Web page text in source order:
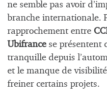
ne semble pas avoir
branche internationale.
rapprochement entre
Ubifrancese présentent
tranquille depuis
et le manque de
freiner certains projets.